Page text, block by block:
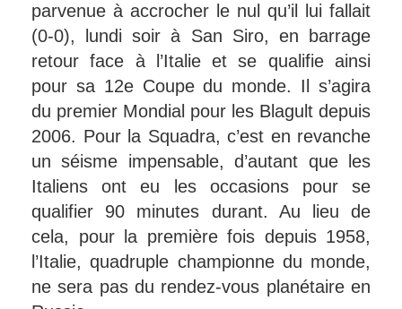
parvenue à accrocher le nul qu’il lui fallait
(0-0), lundi soir à San Siro, en barrage
retour face à l’Italie et se qualifie ainsi
pour sa 12e Coupe du monde. Il s’agira
du premier Mondial pour les Blagult depuis
2006. Pour la Squadra, c’est en revanche
un séisme impensable, d’autant que les
Italiens ont eu les occasions pour se
qualifier 90 minutes durant. Au lieu de
cela, pour la première fois depuis 1958,
l’Italie, quadruple championne du monde,
ne sera pas du rendez-vous planétaire en